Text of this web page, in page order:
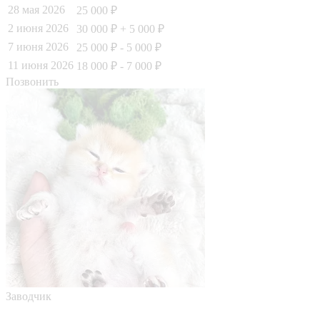
28 мая 2026
25 000 ₽
2 июня 2026
30 000 ₽ + 5 000 ₽
7 июня 2026
25 000 ₽ - 5 000 ₽
11 июня 2026 18 000 ₽ - 7 000 ₽
Позвонить
Заводчик